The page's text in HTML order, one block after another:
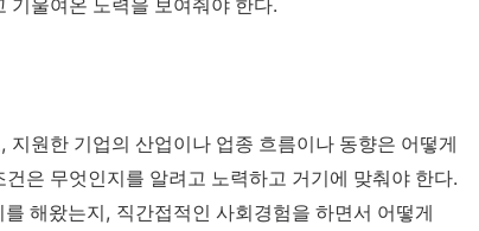
기울여온 노력을 보여줘야 한다.
, 지원한 기업의 산업이나 업종 흐름이나 동향은 어떻게
은 무엇인지를 알려고 노력하고 거기에 맞춰야 한다.
해왔는지 , 직간접적인 사회경험을 하면서 어떻게